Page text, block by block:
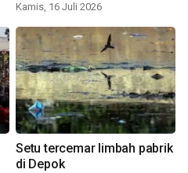
Kamis, 16 Juli 2026
Setu tercemar limbah pabrik
di Depok